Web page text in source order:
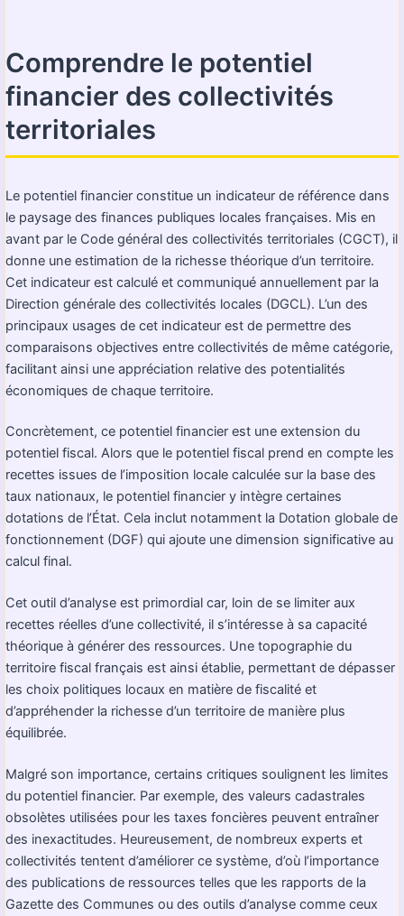
Comprendre le potentiel
financier des collectivités
territoriales
Le potentiel financier constitue un indicateur de référence dans
le paysage des finances publiques locales françaises. Mis en
avant par le Code général des collectivités territoriales (CGCT), il
donne une estimation de la richesse théorique d’un territoire.
Cet indicateur est calculé et communiqué annuellement par la
Direction générale des collectivités locales (DGCL). L’un des
principaux usages de cet indicateur est de permettre des
comparaisons objectives entre collectivités de même catégorie,
facilitant ainsi une appréciation relative des potentialités
économiques de chaque territoire.
Concrètement, ce potentiel financier est une extension du
potentiel fiscal. Alors que le potentiel fiscal prend en compte les
recettes issues de l’imposition locale calculée sur la base des
taux nationaux, le potentiel financier y intègre certaines
dotations de l’État. Cela inclut notamment la Dotation globale de
fonctionnement (DGF) qui ajoute une dimension significative au
calcul final.
Cet outil d’analyse est primordial car, loin de se limiter aux
recettes réelles d’une collectivité, il s’intéresse à sa capacité
théorique à générer des ressources. Une topographie du
territoire fiscal français est ainsi établie, permettant de dépasser
les choix politiques locaux en matière de fiscalité et
d’appréhender la richesse d’un territoire de manière plus
équilibrée.
Malgré son importance, certains critiques soulignent les limites
du potentiel financier. Par exemple, des valeurs cadastrales
obsolètes utilisées pour les taxes foncières peuvent entraîner
des inexactitudes. Heureusement, de nombreux experts et
collectivités tentent d’améliorer ce système, d’où l’importance
des publications de ressources telles que les rapports de la
Gazette des Communes ou des outils d’analyse comme ceux